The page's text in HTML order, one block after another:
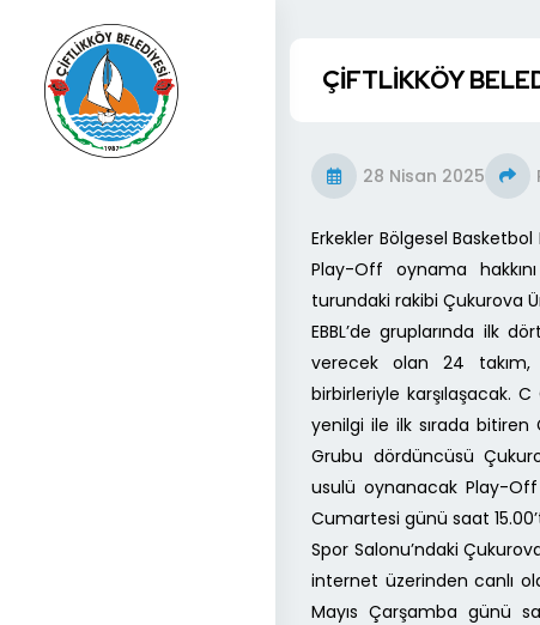
ÇİFTLİKKÖY
28 Nisan 2025
Erkekler Bölgesel
Play-Off oynama
turundaki rakibi Çukurova
EBBL’de gruplarında ilk
verecek olan 24
birbirleriyle karşılaşacak.
yenilgi ile ilk sırada bitiren
Grubu dördüncüsü
usulü oynanacak Play-Off
Cumartesi günü saat
Spor Salonu’ndaki
internet üzerinden canlı
Mayıs Çarşamba günü